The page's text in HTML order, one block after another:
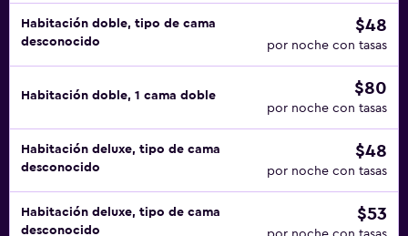
Habitación doble, tipo de cama
desconocido
$48
por noche con tasas
Habitación doble, 1 cama doble $80
por noche con tasas
Habitación deluxe, tipo de cama
desconocido
$48
por noche con tasas
Habitación deluxe, tipo de cama
desconocido
$53